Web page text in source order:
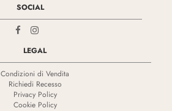
SOCIAL
LEGAL
Condizioni di Vendita
Richiedi Recesso
Privacy Policy
Cookie Policy